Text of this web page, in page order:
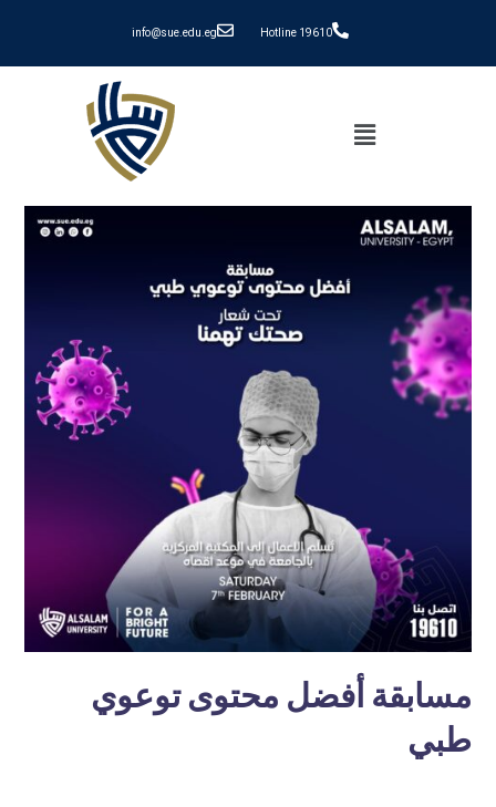
info@sue.edu.eg Hotline 19610
مسابقة أفضل محتوى توعوي
طبي